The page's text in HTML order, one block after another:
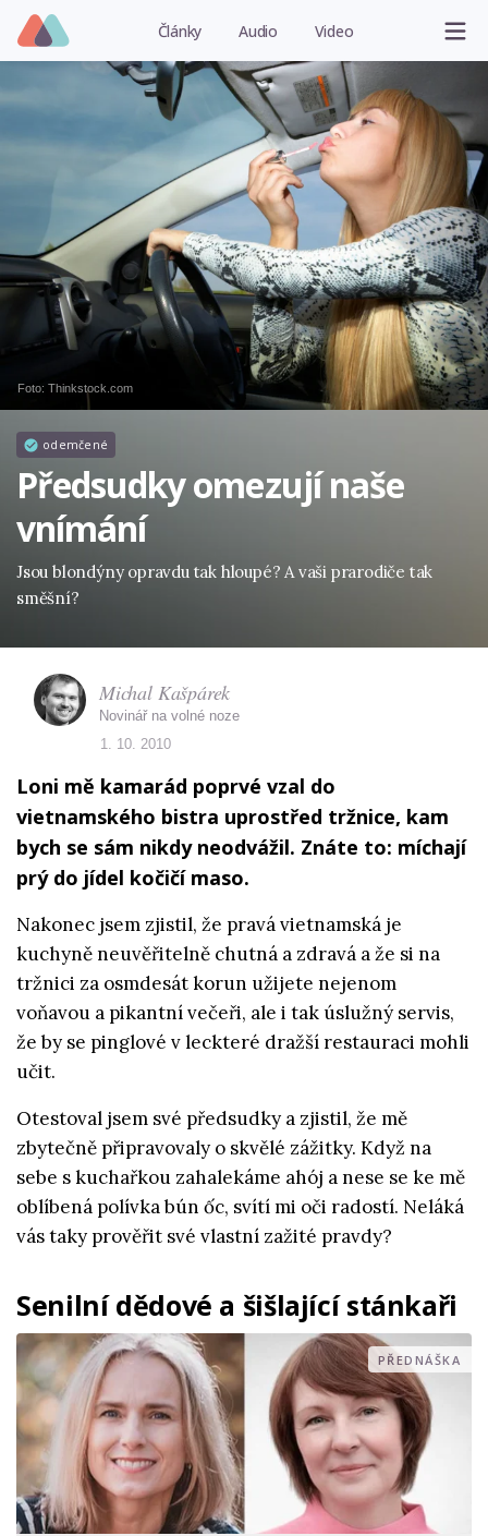
Články Audio Video
Foto: Thinkstock.com
odemčené
Předsudky omezují naše
vnímání
Jsou blondýny opravdu tak hloupé? A vaši prarodiče tak
směšní?
Loni mě kamarád poprvé vzal do
vietnamského bistra uprostřed tržnice, kam
bych se sám nikdy neodvážil. Znáte to: míchají
prý do jídel kočičí maso.
Nakonec jsem zjistil, že pravá vietnamská je
kuchyně neuvěřitelně chutná a zdravá a že si na
tržnici za osmdesát korun užijete nejenom
voňavou a pikantní večeři, ale i tak úslužný servis,
že by se pinglové v leckteré dražší restauraci mohli
učit.
Otestoval jsem své předsudky a zjistil, že mě
zbytečně připravovaly o skvělé zážitky. Když na
sebe s kuchařkou zahalekáme ahój a nese se ke mě
oblíbená polívka bún ốc, svítí mi oči radostí. Neláká
vás taky prověřit své vlastní zažité pravdy?
Senilní dědové a šišlající stánkaři
PŘEDNÁŠKA
Michal Kašpárek
Novinář na volné noze
1. 10. 2010